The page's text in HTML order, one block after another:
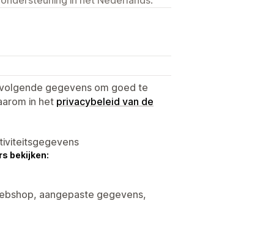
gegevens om goed te
in het privacybeleid van de
bekijken:
aangepaste gegevens,